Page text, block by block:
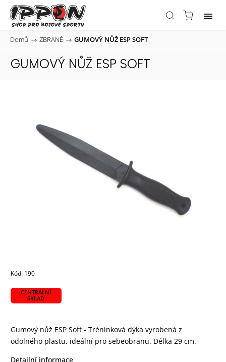
Domů / ZBRANĚ / GUMOVÝ NŮŽ ESP SOFT
GUMOVÝ NŮŽ ESP SOFT
Kód: 190
CENTRÁLNÍ
SKLAD
Gumový nůž ESP Soft - Tréninková dýka vyrobená z
odolného plastu, ideální pro sebeobranu. Délka 29 cm.
Detailní informace